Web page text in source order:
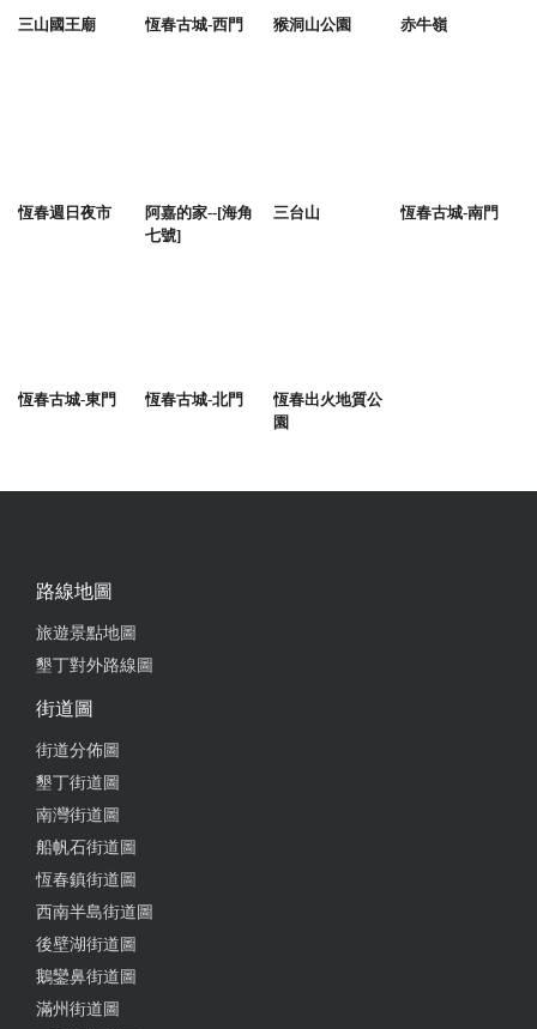
三山國王廟 恆春古城-西門 猴洞山公園 赤牛嶺
恆春週日夜市
阿嘉的家--[海角
七號]
三台山 恆春古城-南門
恆春古城-東門 恆春古城-北門
恆春出火地質公
園
路線地圖
旅遊景點地圖
墾丁對外路線圖
街道圖
街道分佈圖
墾丁街道圖
南灣街道圖
船帆石街道圖
恆春鎮街道圖
西南半島街道圖
後壁湖街道圖
鵝鑾鼻街道圖
滿州街道圖